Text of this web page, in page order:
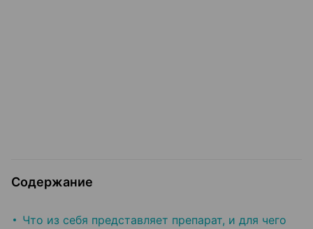
Содержание
Что из себя представляет препарат, и для чего